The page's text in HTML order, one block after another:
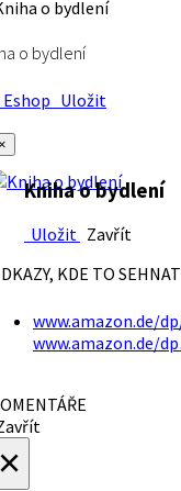
o bydlení
Uložit
Kniha o bydlení
Uložit Zavřít
KDE TO SEHNAT
www.amazon.de/
www.amazon.de/